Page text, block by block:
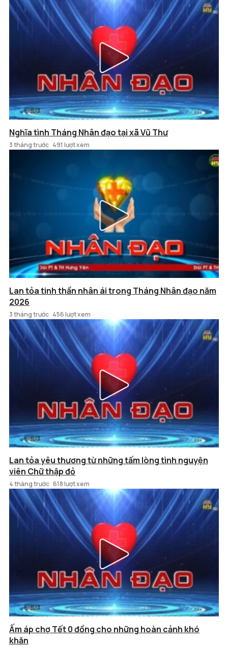
Nghĩa tình Tháng Nhân đạo tại xã Vũ Thư
3 tháng trước 491 lượt xem
Lan tỏa tinh thần nhân ái trong Tháng Nhân đạo năm
2026
3 tháng trước 456 lượt xem
Lan tỏa yêu thương từ những tấm lòng tình nguyện
viên Chữ thập đỏ
4 tháng trước 618 lượt xem
Ấm áp chợ Tết 0 đồng cho những hoàn cảnh khó
khăn